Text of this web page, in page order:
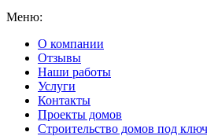
Меню:
О компании
Отзывы
Наши работы
Услуги
Контакты
Проекты домов
Строительство домов под ключ